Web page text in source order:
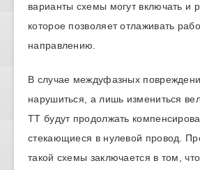
варианты схемы могут включать и
которое позволяет отлаживать
направлению.
В случае междуфазных
нарушиться, а лишь измениться
ТТ будут продолжать
стекающиеся в нулевой провод.
такой схемы заключается в том,